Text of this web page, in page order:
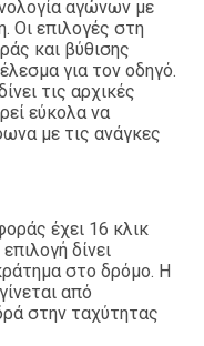
αγώνων με
Οι επιλογές στη
και βύθισης
για τον οδηγό.
τις αρχικές
εύκολα να
με τις ανάγκες
έχει 16 κλικ
δίνει
στο δρόμο. Η
από
στην ταχύτητας